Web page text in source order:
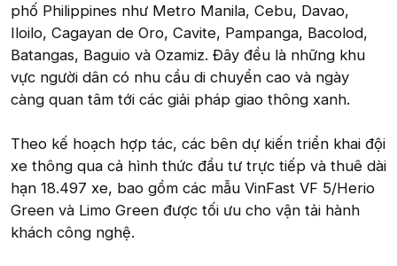
phố Philippines như Metro Manila, Cebu, Davao,
Iloilo, Cagayan de Oro, Cavite, Pampanga, Bacolod,
Batangas, Baguio và Ozamiz. Đây đều là những khu
vực người dân có nhu cầu di chuyển cao và ngày
càng quan tâm tới các giải pháp giao thông xanh.
Theo kế hoạch hợp tác, các bên dự kiến triển khai đội
xe thông qua cả hình thức đầu tư trực tiếp và thuê dài
hạn 18.497 xe, bao gồm các mẫu VinFast VF 5/Herio
Green và Limo Green được tối ưu cho vận tải hành
khách công nghệ.